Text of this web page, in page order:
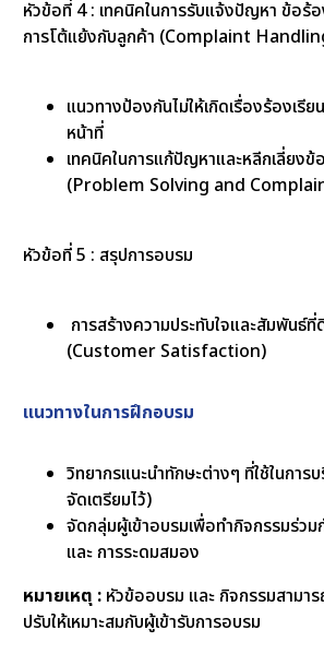
หัวข้อที่ 4 : เทคนิคในการรับแจ้งปัญหา ข้อร้อ
การโต้แย้งกับลูกค้า (Complaint
แนวทางป้องกันไม่ให้เกิดเรื่องร้องเรีย
หน้าที่
เทคนิคในการแก้ปัญหาและหลีกเลี่ยง
(Problem Solving and
หัวข้อที่ 5 : สรุปการอบรม
การสร้างความประทับใจและสัมพันธ์
(Customer Satisfaction)
แนวทางในการฝึกอบรม
วิทยากรแนะนำทักษะต่างๆ ที่ใช้ในการ
จัดเตรียมไว้)
จัดกลุ่มผู้เข้าอบรมเพื่อทำกิจกรรมร่ว
และ การระดมสมอง
หมายเหตุ : หัวข้ออบรม และ กิจกรรมสามา
ปรับให้เหมาะสมกับผู้เข้ารับการอบรม